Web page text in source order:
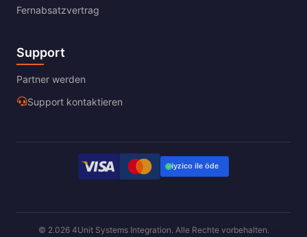
Fernabsatzvertrag
Support
Partner werden
Support kontaktieren
© 2.026 4Unit Systems Integration. Alle Rechte vorbehalten.